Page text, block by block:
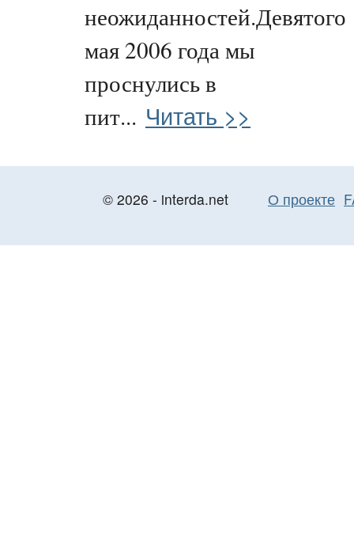
неожиданностей.Девятого
мая 2006 года мы
проснулись в
пит... Читать >>
© 2026 - interda.net О проекте